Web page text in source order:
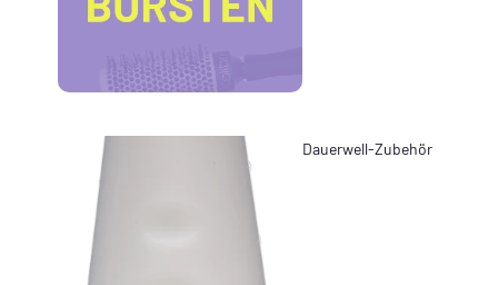
Dauerwell-Zubehör